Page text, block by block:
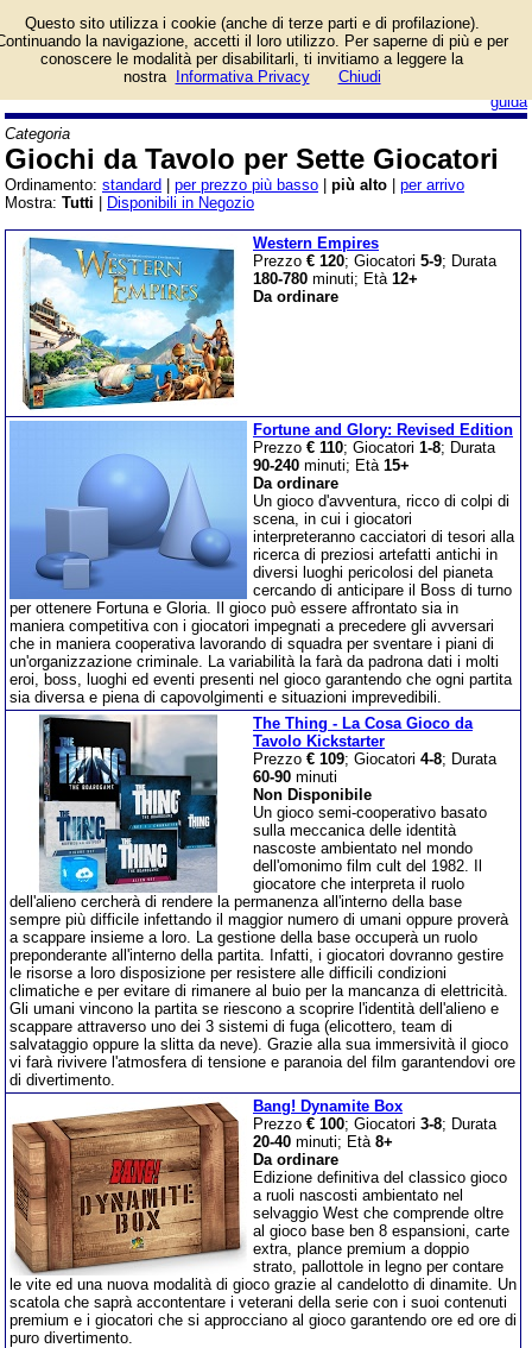
guida
Lista giochi da tavolo
categoria Giochi da
Tavolo per Sette
Categoria
Giochi da Tavolo per Sette Giocatori
Ordinamento: standard per prezzo più basso più alto
per arrivo
Mostra: Tutti Disponibili in Negozio
Western Empires
Prezzo € 120; Giocatori 5-9; Durata
180-780 minuti; Età 12+
Da ordinare
Fortune and Glory: Revised Edition
Prezzo € 110; Giocatori 1-8; Durata
90-240 minuti; Età 15+
Da ordinare
Un gioco d'avventura, ricco di colpi di
scena, in cui i giocatori
interpreteranno cacciatori di tesori alla
ricerca di preziosi artefatti antichi in
diversi luoghi pericolosi del pianeta
cercando di anticipare il Boss di turno
per ottenere Fortuna e Gloria. Il gioco può essere affrontato sia in
maniera competitiva con i giocatori impegnati a precedere gli avversari
che in maniera cooperativa lavorando di squadra per sventare i piani di
un'organizzazione criminale. La variabilità la farà da padrona dati i molti
eroi, boss, luoghi ed eventi presenti nel gioco garantendo che ogni partita
sia diversa e piena di capovolgimenti e situazioni imprevedibili.
The Thing - La Cosa Gioco da
Tavolo Kickstarter
Prezzo € 109; Giocatori 4-8; Durata
60-90 minuti
Non Disponibile
Un gioco semi-cooperativo basato
sulla meccanica delle identità
nascoste ambientato nel mondo
dell'omonimo film cult del 1982. Il
giocatore che interpreta il ruolo
dell'alieno cercherà di rendere la permanenza all'interno della base
sempre più difficile infettando il maggior numero di umani oppure proverà
a scappare insieme a loro. La gestione della base occuperà un ruolo
preponderante all'interno della partita. Infatti, i giocatori dovranno gestire
le risorse a loro disposizione per resistere alle difficili condizioni
climatiche e per evitare di rimanere al buio per la mancanza di elettricità.
Gli umani vincono la partita se riescono a scoprire l'identità dell'alieno e
scappare attraverso uno dei 3 sistemi di fuga (elicottero, team di
salvataggio oppure la slitta da neve). Grazie alla sua immersività il gioco
vi farà rivivere l'atmosfera di tensione e paranoia del film garantendovi ore
di divertimento.
Bang! Dynamite Box
Prezzo € 100; Giocatori 3-8; Durata
20-40 minuti; Età 8+
Da ordinare
Edizione definitiva del classico gioco
a ruoli nascosti ambientato nel
selvaggio West che comprende oltre
al gioco base ben 8 espansioni, carte
extra, plance premium a doppio
strato, pallottole in legno per contare
le vite ed una nuova modalità di gioco grazie al candelotto di dinamite. Un
scatola che saprà accontentare i veterani della serie con i suoi contenuti
premium e i giocatori che si approcciano al gioco garantendo ore ed ore di
puro divertimento.
Questo sito utilizza i cookie (anche di terze parti e di profilazione).
la navigazione, accetti il loro utilizzo. Per saperne di più e per
conoscere le modalità per disabilitarli, ti invitiamo a leggere la
nostra
Informativa Privacy Chiudi